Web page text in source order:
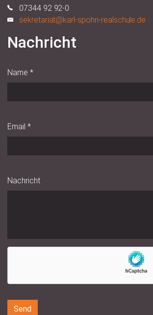
07344 92 92-0
sekretariat@karl-spohn-realschule.de
Nachricht
Name *
Email *
Nachricht